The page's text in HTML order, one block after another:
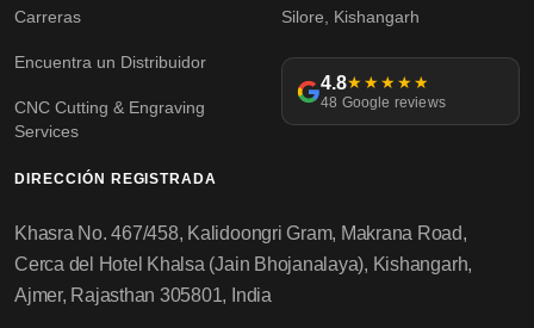
Carreras
Encuentra un Distribuidor
CNC Cutting & Engraving
Services
Silore, Kishangarh
4.8★★★★★
48 Google reviews
DIRECCIÓN REGISTRADA
Khasra No. 467/458, Kalidoongri Gram, Makrana Road,
Cerca del Hotel Khalsa (Jain Bhojanalaya), Kishangarh,
Ajmer, Rajasthan 305801, India